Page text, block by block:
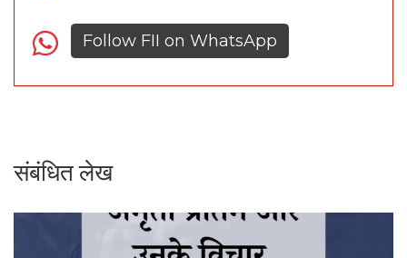
Follow FII on WhatsApp
संबंधित लेख